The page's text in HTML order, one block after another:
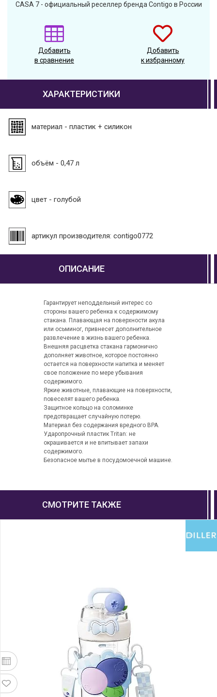
CASA 7 - официальный реселлер бренда Contigo в России
Добавить
в сравнение
Добавить
к избранному
ХАРАКТЕРИСТИКИ
материал - пластик + силикон
объём - 0,47 л
цвет - голубой
артикул производителя: contigo0772
ОПИСАНИЕ
Гарантирует неподдельный интерес со
стороны вашего ребенка к содержимому
стакана. Плавающая на поверхности акула
или осьминог, привнесет дополнительное
развлечение в жизнь вашего ребенка.
Внешняя расцветка стакана гармонично
дополняет животное, которое постоянно
остается на поверхности напитка и меняет
свое положение по мере убывания
содержимого.
Яркие животные, плавающие на поверхности,
повеселят вашего ребенка.
Защитное кольцо на соломинке
предотвращает случайную потерю.
Материал без содержания вредного BPA.
Ударопрочный пластик Tritan: не
окрашивается и не впитывает запахи
содержимого.
Безопасное мытье в посудомоечной машине.
СМОТРИТЕ ТАКЖЕ